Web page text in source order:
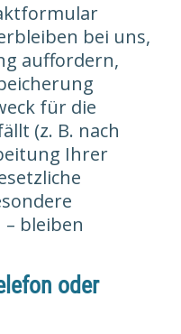
bei uns,
auffordern,
für die
(z. B. nach
Ihrer
bleiben
oder